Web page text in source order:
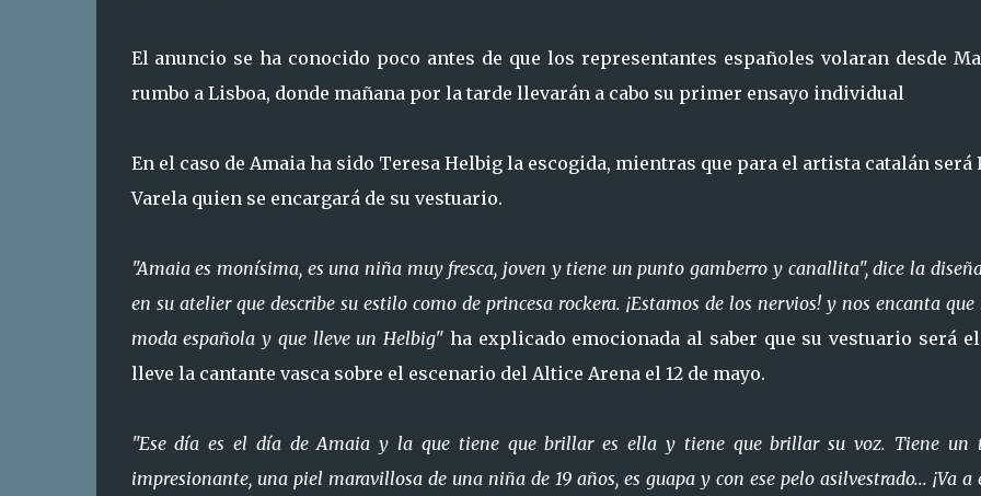
El anuncio se ha conocido poco antes de que los representantes españoles volaran desde
rumbo a Lisboa, donde mañana por la tarde llevarán a cabo su primer ensayo individual
En el caso de Amaia ha sido Teresa Helbig la escogida, mientras que para el artista catalán será
Varela quien se encargará de su vestuario.
"Amaia es monísima, es una niña muy fresca, joven y tiene un punto gamberro y canallita", dice la
en su atelier que describe su estilo como de princesa rockera. ¡Estamos de los nervios! y nos encanta que
moda española y que lleve un Helbig" ha explicado emocionada al saber que su vestuario será
lleve la cantante vasca sobre el escenario del Altice Arena el 12 de mayo.
"Ese día es el día de Amaia y la que tiene que brillar es ella y tiene que brillar su voz. Tiene un
impresionante, una piel maravillosa de una niña de 19 años, es guapa y con ese pelo asilvestrado... ¡Va a